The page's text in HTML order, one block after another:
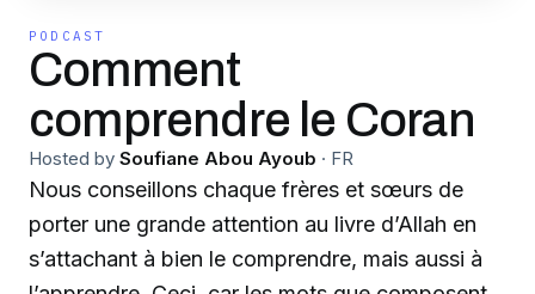
PODCAST
Comment
comprendre le Coran
Hosted by Soufiane Abou Ayoub · FR
Nous conseillons chaque frères et sœurs de
porter une grande attention au livre d’Allah en
s’attachant à bien le comprendre, mais aussi à